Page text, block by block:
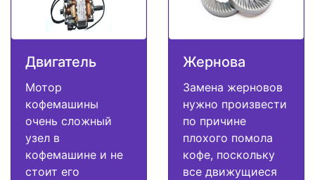
Двигатель
Мотор
кофемашины
очень сложный
узел в
кофемашине и не
стоит его
Жернова
Замена жерновов
нужно произвести
по причине
плохого помола
кофе, поскольку
все движущиеся